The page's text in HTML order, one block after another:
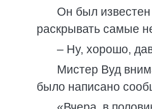
Он был
раскрывать самые
– Ну, хорошо,
Мистер Вуд
было написано